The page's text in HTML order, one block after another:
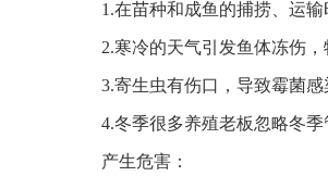
1.在苗种和成鱼的捕捞、运
2.寒冷的天气引发鱼体冻伤
3.寄生虫有伤口，导致霉菌感
4.冬季很多养殖老板忽略冬
产生危害：